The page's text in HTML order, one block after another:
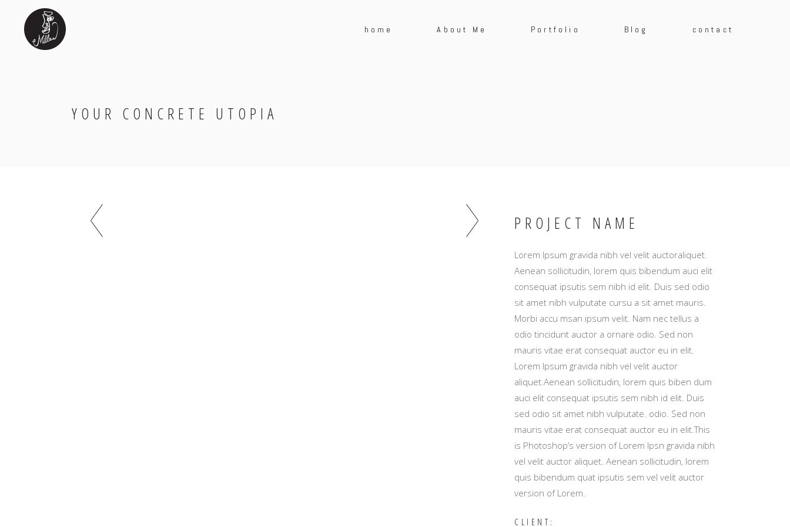
home About Me Portfolio Blog contact
YOUR CONCRETE UTOPIA
PROJECT NAME
Lorem Ipsum gravida nibh vel velit auctoraliquet.
Aenean sollicitudin, lorem quis bibendum auci elit
consequat ipsutis sem nibh id elit. Duis sed odio
sit amet nibh vulputate cursu a sit amet mauris.
Morbi accu msan ipsum velit. Nam nec tellus a
odio tincidunt auctor a ornare odio. Sed non
mauris vitae erat consequat auctor eu in elit.
Lorem Ipsum gravida nibh vel velit auctor
aliquet.Aenean sollicitudin, lorem quis biben dum
auci elit consequat ipsutis sem nibh id elit. Duis
sed odio sit amet nibh vulputate. odio. Sed non
mauris vitae erat consequat auctor eu in elit.This
is Photoshop’s version of Lorem Ipsn gravida nibh
vel velit auctor aliquet. Aenean sollicitudin, lorem
quis bibendum quat ipsutis sem vel velit auctor
version of Lorem.
CLIENT: